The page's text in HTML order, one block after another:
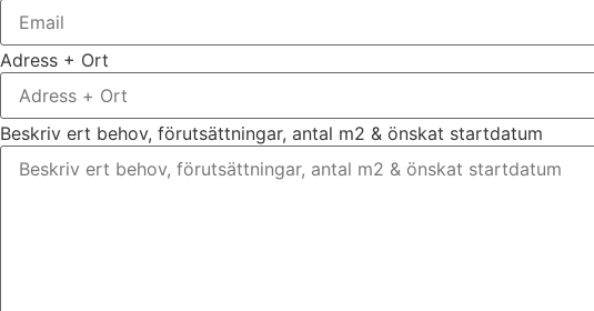
Adress + Ort
Beskriv ert behov, förutsättningar, antal m2 & önskat startdatum